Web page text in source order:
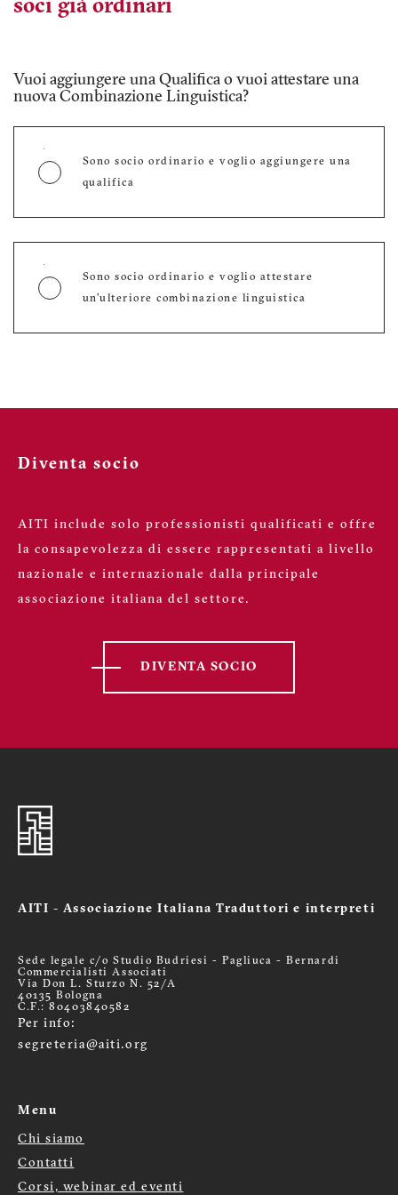
tool e inserisci la documentazione che hai a
disposizione.
professionale inferiore ai 24 mesi
soci già ordinari
Vuoi aggiungere una Qualifica o vuoi attestare una
nuova Combinazione Linguistica?
Sono socio ordinario e voglio aggiungere una
qualifica
Sono socio ordinario e voglio attestare
un’ulteriore combinazione linguistica
diventare socio ordinario? Per calcolarla scarica il
Diventa socio
AITI include solo professionisti qualificati e offre
la consapevolezza di essere rappresentati a livello
nazionale e internazionale dalla principale
associazione italiana del settore.
DIVENTA SOCIO
AITI - Associazione Italiana Traduttori e interpreti
Sede legale c/o Studio Budriesi - Pagliuca - Bernardi
Commercialisti Associati
Via Don L. Sturzo N. 52/A
40135 Bologna
C.F.: 80403840582
Per info:
segreteria@aiti.org
Menu
Menù
footer
Chi siamo
Contatti
Corsi, webinar ed eventi